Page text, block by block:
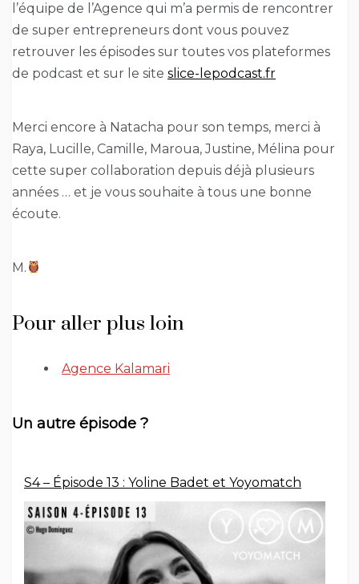
l’équipe de l’Agence qui m’a permis de rencontrer
de super entrepreneurs dont vous pouvez
retrouver les épisodes sur toutes vos plateformes
de podcast et sur le site slice-lepodcast.fr
Merci encore à Natacha pour son temps, merci à
Raya, Lucille, Camille, Maroua, Justine, Mélina pour
cette super collaboration depuis déjà plusieurs
années … et je vous souhaite à tous une bonne
écoute.
M.
Pour aller plus loin
Agence Kalamari
Un autre épisode ?
S4 – Épisode 13 : Yoline Badet et Yoyomatch